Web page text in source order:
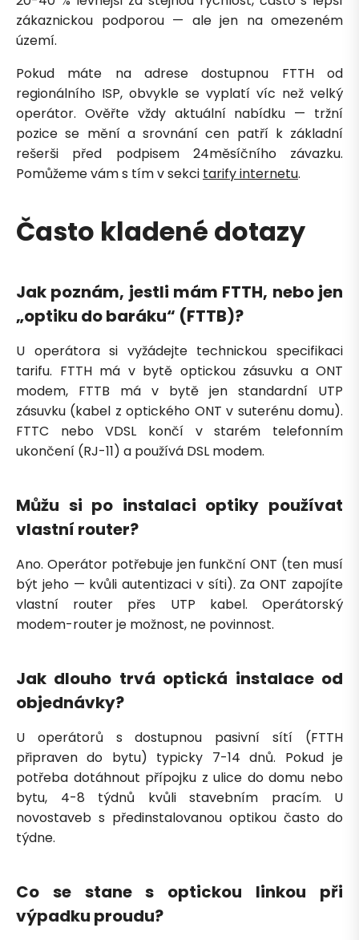
zákaznickou podporou — ale jen na omezeném
území.
Pokud máte na adrese dostupnou FTTH od
regionálního ISP, obvykle se vyplatí víc než velký
operátor. Ověřte vždy aktuální nabídku — tržní
pozice se mění a srovnání cen patří k základní
rešerši před podpisem 24měsíčního závazku.
Pomůžeme vám s tím v sekci tarify internetu.
Často kladené dotazy
Jak poznám, jestli mám FTTH, nebo jen
„optiku do baráku“ (FTTB)?
U operátora si vyžádejte technickou specifikaci
tarifu. FTTH má v bytě optickou zásuvku a ONT
modem, FTTB má v bytě jen standardní UTP
zásuvku (kabel z optického ONT v suterénu domu).
FTTC nebo VDSL končí v starém telefonním
ukončení (RJ-11) a používá DSL modem.
Můžu si po instalaci optiky používat
vlastní router?
Ano. Operátor potřebuje jen funkční ONT (ten musí
být jeho — kvůli autentizaci v síti). Za ONT zapojíte
vlastní router přes UTP kabel. Operátorský
modem-router je možnost, ne povinnost.
Jak dlouho trvá optická instalace od
objednávky?
U operátorů s dostupnou pasivní sítí (FTTH
připraven do bytu) typicky 7-14 dnů. Pokud je
potřeba dotáhnout přípojku z ulice do domu nebo
bytu, 4-8 týdnů kvůli stavebním pracím. U
novostaveb s předinstalovanou optikou často do
týdne.
Co se stane s optickou linkou při
výpadku proudu?